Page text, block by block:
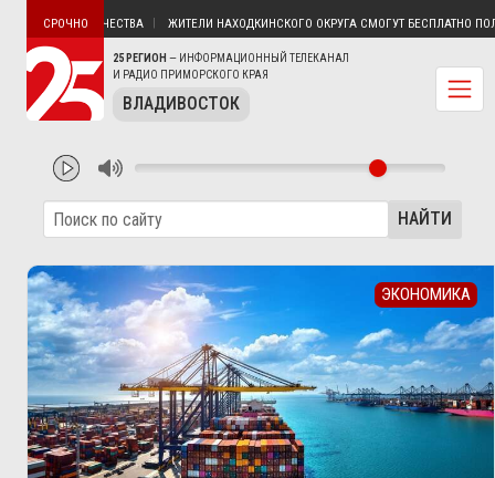
25 РЕГИОН — ИНФОРМАЦИОННЫЙ ТЕЛЕКАНАЛ
И РАДИО ПРИМОРСКОГО КРАЯ
ВЛАДИВОСТОК
СРОЧНО
ЭЛЕКТРИЧЕСТВА ЖИТЕЛИ НАХОДКИНСКОГО ОКРУГА СМОГУТ БЕСПЛАТНО
НАЙТИ
ЭКОНОМИКА